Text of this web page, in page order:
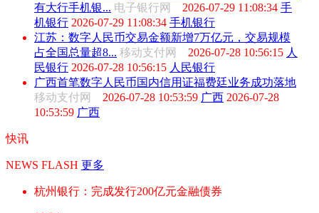
有大行手机银... 电子银行网 2026-07-29 11:08:34 手
机银行 2026-07-29 11:08:34 手机银行
江苏：数字人民币交易金额新增7万亿元，交易规模
占全国总量超8... 移动支付网 2026-07-28 10:56:15 人
民银行 2026-07-28 10:56:15 人民银行
广西首笔数字人民币国内信用证福费廷业务成功落地
移动支付网 2026-07-28 10:53:59 广西 2026-07-28
10:53:59 广西
快讯
NEWS FLASH 更多
杭州银行：完成发行200亿元金融债券